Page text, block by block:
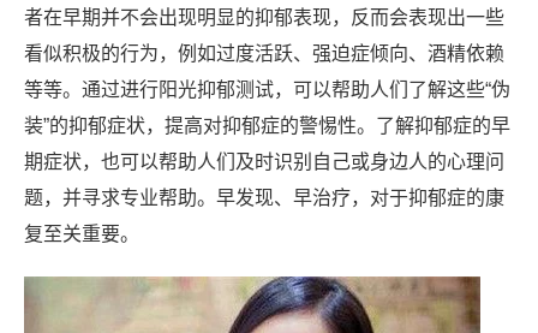
者在早期并不会出现明显的抑郁表现，反而会表现出一些
看似积极的行为，例如过度活跃、强迫症倾向、酒精依赖
等等。通过进行阳光抑郁测试，可以帮助人们了解这些“伪
装”的抑郁症状，提高对抑郁症的警惕性。了解抑郁症的早
期症状，也可以帮助人们及时识别自己或身边人的心理问
题，并寻求专业帮助。早发现、早治疗，对于抑郁症的康
复至关重要。